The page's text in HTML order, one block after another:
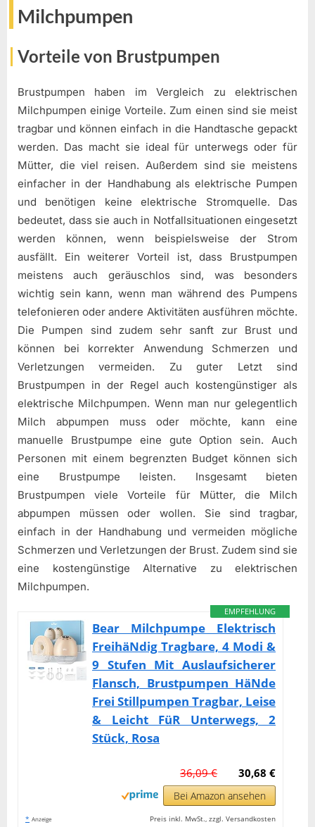
Milchpumpen
Vorteile von Brustpumpen
Brustpumpen haben im Vergleich zu elektrischen
Milchpumpen einige Vorteile. Zum einen sind sie meist
tragbar und können einfach in die Handtasche gepackt
werden. Das macht sie ideal für unterwegs oder für
Mütter, die viel reisen. Außerdem sind sie meistens
einfacher in der Handhabung als elektrische Pumpen
und benötigen keine elektrische Stromquelle. Das
bedeutet, dass sie auch in Notfallsituationen eingesetzt
werden können, wenn beispielsweise der Strom
ausfällt. Ein weiterer Vorteil ist, dass Brustpumpen
meistens auch geräuschlos sind, was besonders
wichtig sein kann, wenn man während des Pumpens
telefonieren oder andere Aktivitäten ausführen möchte.
Die Pumpen sind zudem sehr sanft zur Brust und
können bei korrekter Anwendung Schmerzen und
Verletzungen vermeiden. Zu guter Letzt sind
Brustpumpen in der Regel auch kostengünstiger als
elektrische Milchpumpen. Wenn man nur gelegentlich
Milch abpumpen muss oder möchte, kann eine
manuelle Brustpumpe eine gute Option sein. Auch
Personen mit einem begrenzten Budget können sich
eine Brustpumpe leisten. Insgesamt bieten
Brustpumpen viele Vorteile für Mütter, die Milch
abpumpen müssen oder wollen. Sie sind tragbar,
einfach in der Handhabung und vermeiden mögliche
Schmerzen und Verletzungen der Brust. Zudem sind sie
eine kostengünstige Alternative zu elektrischen
Milchpumpen.
EMPFEHLUNG
Bear Milchpumpe Elektrisch
FreihäNdig Tragbare, 4 Modi &
9 Stufen Mit Auslaufsicherer
Flansch, Brustpumpen HäNde
Frei Stillpumpen Tragbar, Leise
& Leicht FüR Unterwegs, 2
Stück, Rosa
30,68 €
36,09 €
Bei Amazon ansehen
* Anzeige Preis inkl. MwSt., zzgl. Versandkosten